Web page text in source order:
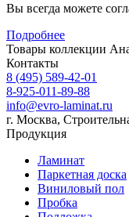
Вы всегда можете
Подробнее
Товары коллекции
Контакты
8 (495) 589-42-01
8-925-011-89-88
info@evro-laminat.ru
г. Москва,
Продукция
Ламинат
Паркетная доска
Виниловый пол
Пробка